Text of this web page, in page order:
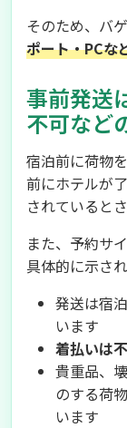
そのため、バ
ポート・PCな
事前発送
不可など
宿泊前に荷物
前にホテルが
されていると
また、予約サ
具体的に示さ
発送は宿
います
着払いは
貴重品、
のする荷
います